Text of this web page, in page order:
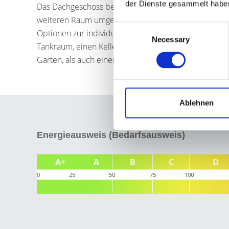
der Dienste gesammelt
Necessary
Ablehnen
Das Dachgeschoss beinhaltet zwei Schlafzimmer
weiteren Raum umgebaut werden kann. Dieser
Optionen zur individuellen Gestaltung. Vom
Tankraum, einen Kellerraum und eine Waschküche
Garten, als auch einen direkten Zugang zur Scheune.
Energieausweis (Bedarfsausweis)